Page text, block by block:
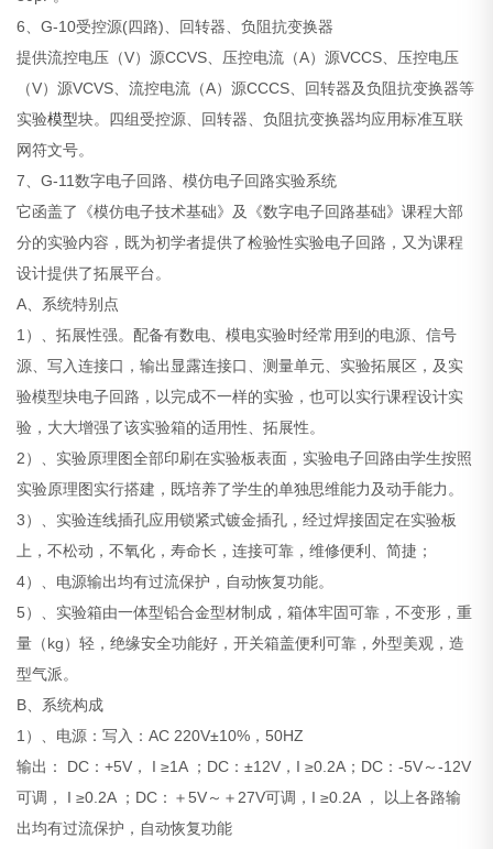
6、G-10受控源(四路)、回转器、负阻抗变换器
提供流控电压（V）源CCVS、压控电流（A）源VCCS、压控电压
（V）源VCVS、流控电流（A）源CCCS、回转器及负阻抗变换器等
实验模型块。四组受控源、回转器、负阻抗变换器均应用标准互联
网符文号。
7、G-11数字电子回路、模仿电子回路实验系统
它函盖了《模仿电子技术基础》及《数字电子回路基础》课程大部
分的实验内容，既为初学者提供了检验性实验电子回路，又为课程
设计提供了拓展平台。
A、系统特别点
1）、拓展性强。配备有数电、模电实验时经常用到的电源、信号
源、写入连接口，输出显露连接口、测量单元、实验拓展区，及实
验模型块电子回路，以完成不一样的实验，也可以实行课程设计实
验，大大增强了该实验箱的适用性、拓展性。
2）、实验原理图全部印刷在实验板表面，实验电子回路由学生按照
实验原理图实行搭建，既培养了学生的单独思维能力及动手能力。
3）、实验连线插孔应用锁紧式镀金插孔，经过焊接固定在实验板
上，不松动，不氧化，寿命长，连接可靠，维修便利、简捷；
4）、电源输出均有过流保护，自动恢复功能。
5）、实验箱由一体型铅合金型材制成，箱体牢固可靠，不变形，重
量（kg）轻，绝缘安全功能好，开关箱盖便利可靠，外型美观，造
型气派。
B、系统构成
1）、电源：写入：AC 220V±10%，50HZ
输出： DC：+5V， I ≥1A ；DC：±12V，I ≥0.2A；DC：-5V～-12V
可调， I ≥0.2A ；DC：＋5V～＋27V可调，I ≥0.2A ， 以上各路输
出均有过流保护，自动恢复功能